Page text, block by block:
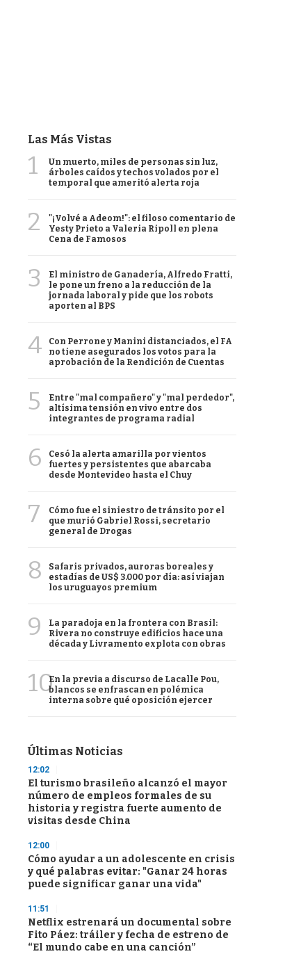
Las Más Vistas
1
Un muerto, miles de personas sin luz,
árboles caídos y techos volados por el
temporal que ameritó alerta roja
2
"¡Volvé a Adeom!": el filoso comentario de
Yesty Prieto a Valeria Ripoll en plena
Cena de Famosos
3
El ministro de Ganadería, Alfredo Fratti,
le pone un freno a la reducción de la
jornada laboral y pide que los robots
aporten al BPS
4
Con Perrone y Manini distanciados, el FA
no tiene asegurados los votos para la
aprobación de la Rendición de Cuentas
5
Entre "mal compañero" y "mal perdedor",
altísima tensión en vivo entre dos
integrantes de programa radial
6
Cesó la alerta amarilla por vientos
fuertes y persistentes que abarcaba
desde Montevideo hasta el Chuy
7
Cómo fue el siniestro de tránsito por el
que murió Gabriel Rossi, secretario
general de Drogas
8
Safaris privados, auroras boreales y
estadías de US$ 3.000 por día: así viajan
los uruguayos premium
9
La paradoja en la frontera con Brasil:
Rivera no construye edificios hace una
década y Livramento explota con obras
10En la previa a discurso de Lacalle Pou,
blancos se enfrascan en polémica
interna sobre qué oposición ejercer
Últimas Noticias
12:02
El turismo brasileño alcanzó el mayor
número de empleos formales de su
historia y registra fuerte aumento de
visitas desde China
12:00
Cómo ayudar a un adolescente en crisis
y qué palabras evitar: "Ganar 24 horas
puede significar ganar una vida"
11:51
Netflix estrenará un documental sobre
Fito Páez: tráiler y fecha de estreno de
“El mundo cabe en una canción”